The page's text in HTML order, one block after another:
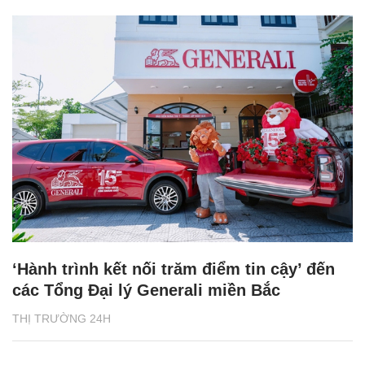
THỊ TRƯỜNG 24H
‘Hành trình kết nối trăm điểm tin cậy’ đến
các Tổng Đại lý Generali miền Bắc